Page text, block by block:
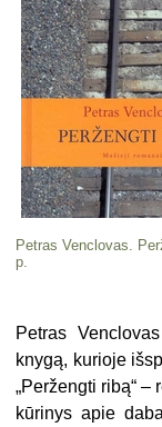
Petras Venclovas.
p.
Petras
knygą, kurioje
„Peržengti ribą“
kūrinys apie